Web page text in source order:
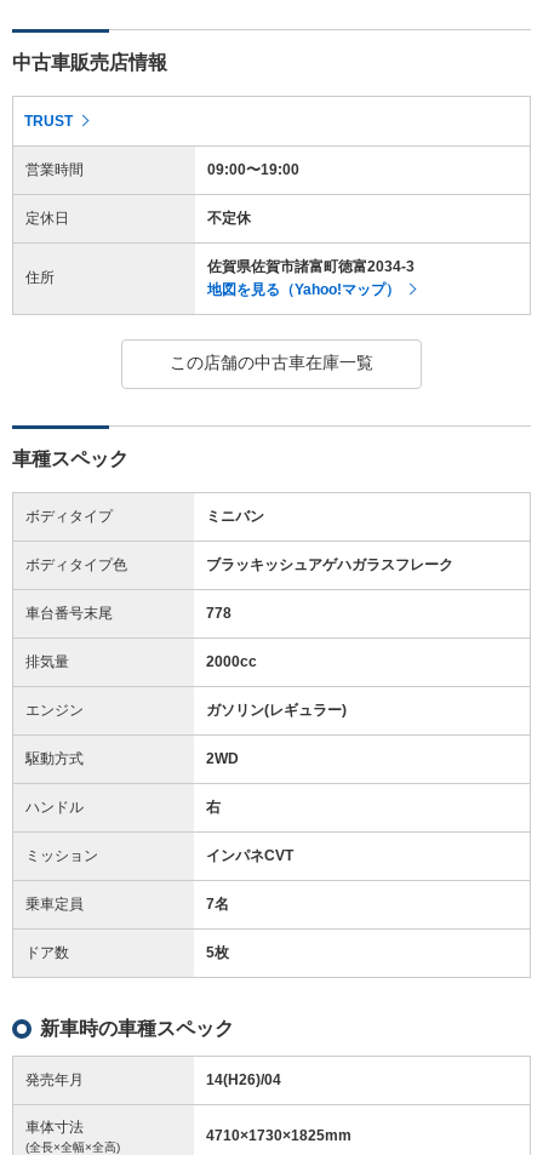
中古車販売店情報
TRUST
営業時間 09:00〜19:00
定休日 不定休
住所
佐賀県佐賀市諸富町徳富2034-3
地図を見る（Yahoo!マップ）
この店舗の中古車在庫一覧
車種スペック
ボディタイプ ミニバン
ボディタイプ色 ブラッキッシュアゲハガラスフレーク
車台番号末尾 778
排気量 2000cc
エンジン ガソリン(レギュラー)
駆動方式 2WD
ハンドル 右
ミッション インパネCVT
乗車定員 7名
ドア数 5枚
新車時の車種スペック
発売年月 14(H26)/04
車体寸法
(全長×全幅×全高)
4710×1730×1825mm